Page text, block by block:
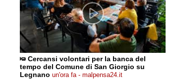
Cercansi volontari per la banca del
tempo del Comune di San Giorgio su
Legnano un'ora fa - malpensa24.it